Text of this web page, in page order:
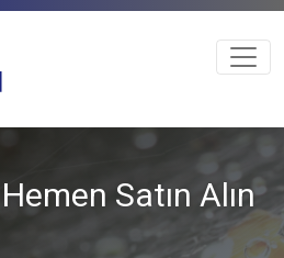
Satın Alın